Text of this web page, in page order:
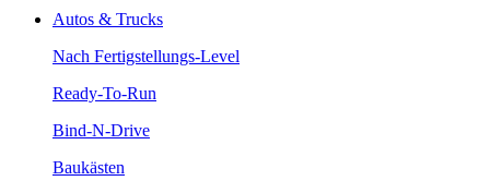
Autos & Trucks
Nach Fertigstellungs-Level
Ready-To-Run
Bind-N-Drive
Baukästen